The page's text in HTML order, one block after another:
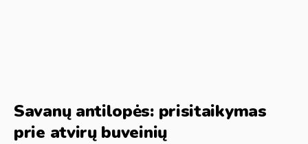
Savanų antilopės: prisitaikymas
prie atvirų buveinių